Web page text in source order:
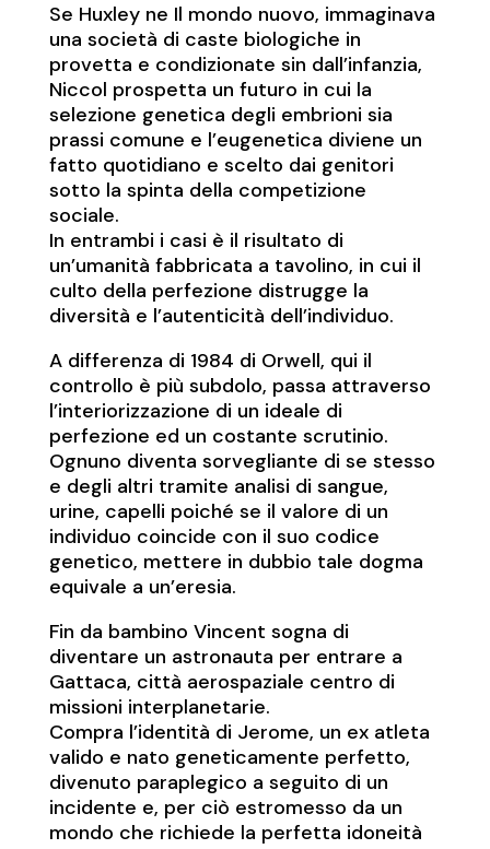
Se Huxley ne Il mondo nuovo, immaginava
una società di caste biologiche in
provetta e condizionate sin dall’infanzia,
Niccol prospetta un futuro in cui la
selezione genetica degli embrioni sia
prassi comune e l’eugenetica diviene un
fatto quotidiano e scelto dai genitori
sotto la spinta della competizione
sociale.
In entrambi i casi è il risultato di
un’umanità fabbricata a tavolino, in cui il
culto della perfezione distrugge la
diversità e l’autenticità dell’individuo.
A differenza di 1984 di Orwell, qui il
controllo è più subdolo, passa attraverso
l’interiorizzazione di un ideale di
perfezione ed un costante scrutinio.
Ognuno diventa sorvegliante di se stesso
e degli altri tramite analisi di sangue,
urine, capelli poiché se il valore di un
individuo coincide con il suo codice
genetico, mettere in dubbio tale dogma
equivale a un’eresia.
Fin da bambino Vincent sogna di
diventare un astronauta per entrare a
Gattaca, città aerospaziale centro di
missioni interplanetarie.
Compra l’identità di Jerome, un ex atleta
valido e nato geneticamente perfetto,
divenuto paraplegico a seguito di un
incidente e, per ciò estromesso da un
mondo che richiede la perfetta idoneità